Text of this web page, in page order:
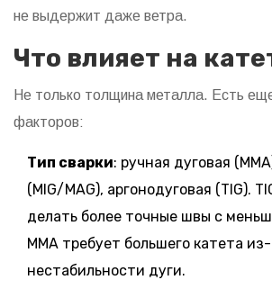
не выдержит даже ветра.
Что влияет на
Не только толщина металла. Есть
факторов:
Тип сварки: ручная дуговая
(MIG/MAG), аргонодуговая (TIG).
делать более точные швы с
ММА требует большего катета
нестабильности дуги.